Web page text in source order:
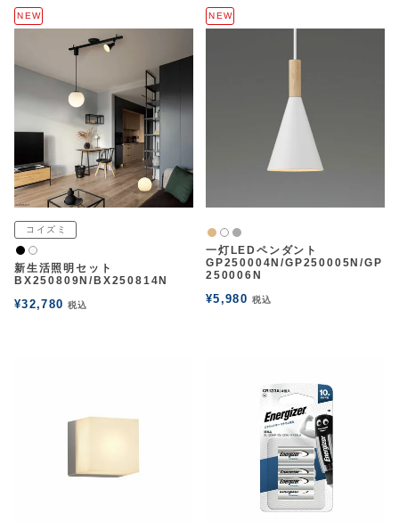
NEW
コイズミ
黒 白2
新生活照明セット
BX250809N/BX250814N
¥32,780 税込
NEW
ナチュラル
白2グレー
一灯LEDペンダント
GP250004N/GP250005N/GP
250006N
¥5,980 税込